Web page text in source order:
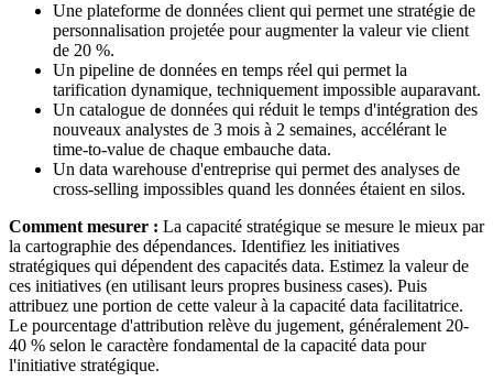
Une plateforme de données client qui permet une stratégie de
personnalisation projetée pour augmenter la valeur vie client
de 20 %.
Un pipeline de données en temps réel qui permet la
tarification dynamique, techniquement impossible auparavant.
Un catalogue de données qui réduit le temps d'intégration des
nouveaux analystes de 3 mois à 2 semaines, accélérant le
time-to-value de chaque embauche data.
Un data warehouse d'entreprise qui permet des analyses de
cross-selling impossibles quand les données étaient en silos.
Comment mesurer : La capacité stratégique se mesure le mieux par
la cartographie des dépendances. Identifiez les initiatives
stratégiques qui dépendent des capacités data. Estimez la valeur de
ces initiatives (en utilisant leurs propres business cases). Puis
attribuez une portion de cette valeur à la capacité data facilitatrice.
Le pourcentage d'attribution relève du jugement, généralement 20-
40 % selon le caractère fondamental de la capacité data pour
l'initiative stratégique.